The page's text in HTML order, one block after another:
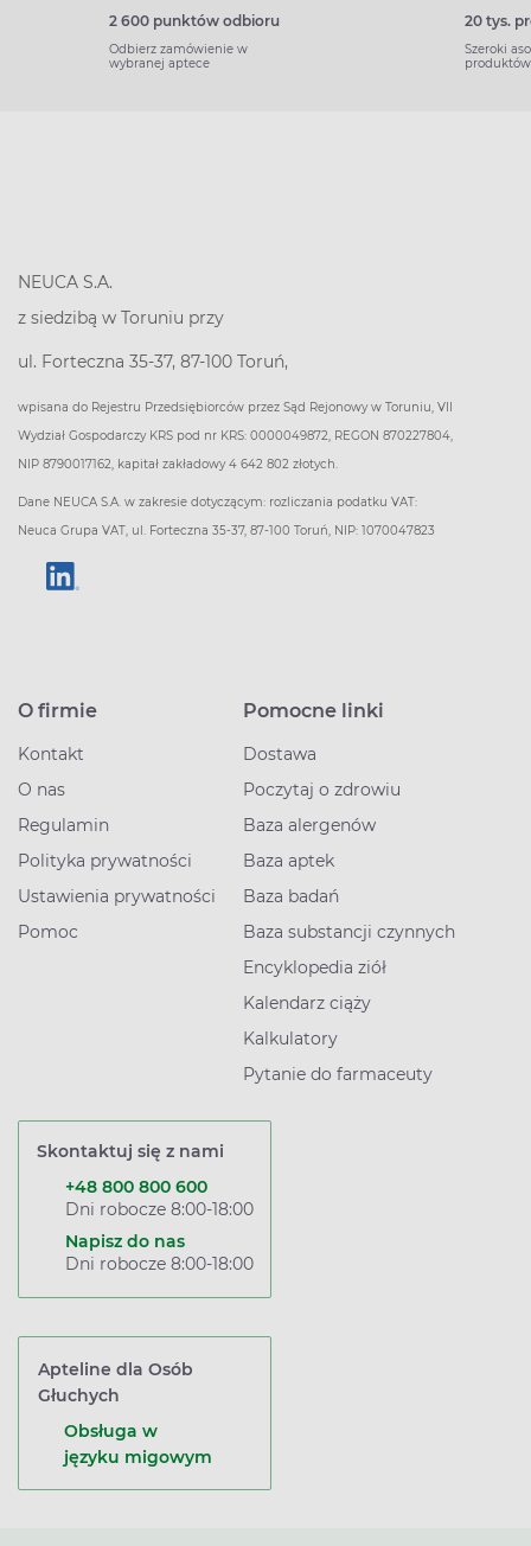
2 600 punktów odbioru
Odbierz zamówienie w
wybranej aptece
20 tys.
Szeroki
produktów
NEUCA S.A.
z siedzibą w Toruniu przy
ul. Forteczna 35-37, 87-100 Toruń,
wpisana do Rejestru Przedsiębiorców przez Sąd Rejonowy w Toruniu, VII
Wydział Gospodarczy KRS pod nr KRS: 0000049872, REGON 870227804,
NIP 8790017162, kapitał zakładowy 4 642 802 złotych.
Dane NEUCA S.A. w zakresie dotyczącym: rozliczania podatku VAT:
Neuca Grupa VAT, ul. Forteczna 35-37, 87-100 Toruń, NIP: 1070047823
O firmie
Kontakt
O nas
Regulamin
Polityka prywatności
Ustawienia prywatności
Pomoc
Pomocne linki
Dostawa
Poczytaj o zdrowiu
Baza alergenów
Baza aptek
Baza badań
Baza substancji czynnych
Encyklopedia ziół
Kalendarz ciąży
Kalkulatory
Pytanie do farmaceuty
Skontaktuj się z nami
+48 800 800 600
Dni robocze 8:00-18:00
Napisz do nas
Dni robocze 8:00-18:00
Apteline dla Osób
Głuchych
Obsługa w
języku migowym